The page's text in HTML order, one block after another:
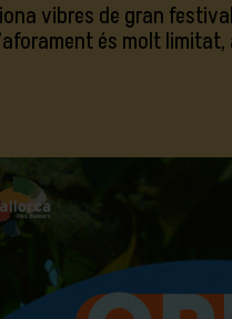
vibres de gran
és molt